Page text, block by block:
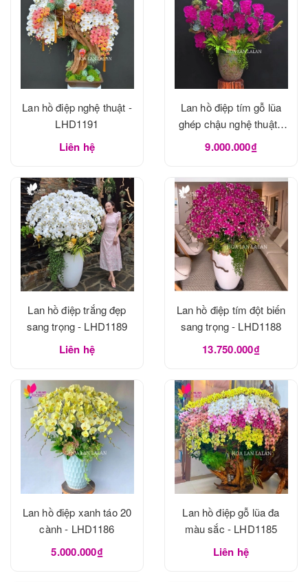
Lan hồ điệp nghệ thuật -
LHD1191
Liên hệ
Lan hồ điệp tím gỗ lũa
ghép chậu nghệ thuật -
LHD1190
9.000.000₫
Lan hồ điệp trắng đẹp
sang trọng - LHD1189
Liên hệ
Lan hồ điệp tím đột biến
sang trọng - LHD1188
13.750.000₫
Lan hồ điệp xanh táo 20
cành - LHD1186
5.000.000₫
Lan hồ điệp gỗ lũa đa
màu sắc - LHD1185
Liên hệ